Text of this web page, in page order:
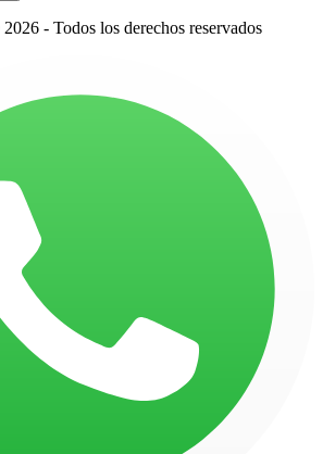
- Todos los derechos reservados